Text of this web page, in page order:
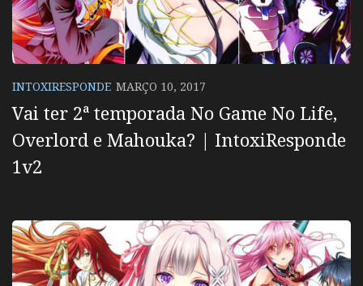
INTOXIRESPONDE MARÇO 10, 2017
Vai ter 2ª temporada No Game No Life,
Overlord e Mahouka? | IntoxiResponde
1v2